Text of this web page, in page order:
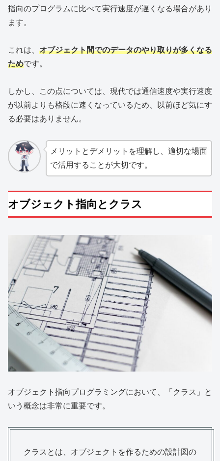
指向のプログラムに比べて実行速度が遅くなる場合があり
ます。
これは、 オブジェクト間でのデータのやり取りが多くなる
ためです。
しかし、この点については、現代では通信速度や実行速度
が以前よりも格段に速くなっているため、以前ほど気にす
る必要はありません。
メリットとデメリットを理解し、適切な場面
で活用することが大切です。
オブジェクト指向とクラス
オブジェクト指向プログラミングにおいて、「クラス」と
いう概念は非常に重要です。
クラスとは、オブジェクトを作るための設計図の